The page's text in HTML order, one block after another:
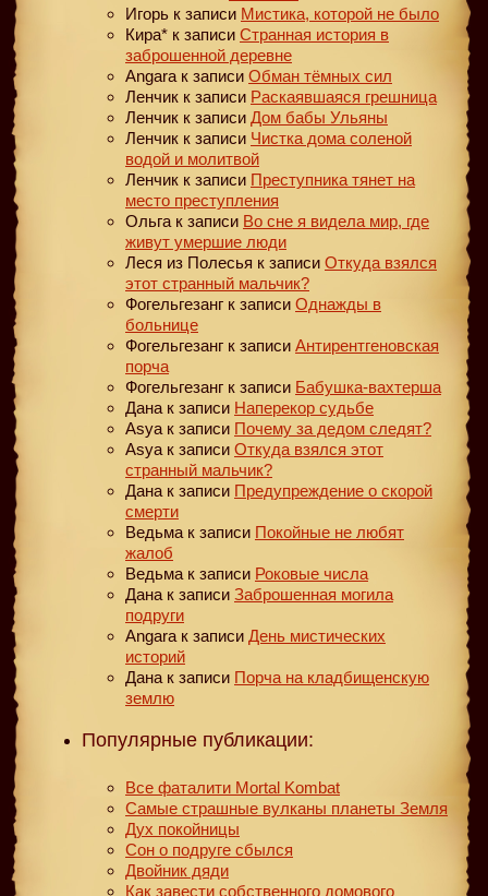
Игорь к записи Мистика, которой не было
Кира* к записи Странная история в
заброшенной деревне
Angara к записи Обман тёмных сил
Ленчик к записи Раскаявшаяся грешница
Ленчик к записи Дом бабы Ульяны
Ленчик к записи Чистка дома соленой
водой и молитвой
Ленчик к записи Преступника тянет на
место преступления
Ольга к записи Во сне я видела мир, где
живут умершие люди
Леся из Полесья к записи Откуда взялся
этот странный мальчик?
Фогельгезанг к записи Однажды в
больнице
Фогельгезанг к записи Антирентгеновская
порча
Фогельгезанг к записи Бабушка-вахтерша
Дана к записи Наперекор судьбе
Asya к записи Почему за дедом следят?
Asya к записи Откуда взялся этот
странный мальчик?
Дана к записи Предупреждение о скорой
смерти
Ведьма к записи Покойные не любят
жалоб
Ведьма к записи Роковые числа
Дана к записи Заброшенная могила
подруги
Angara к записи День мистических
историй
Дана к записи Порча на кладбищенскую
землю
Популярные публикации:
Все фаталити Mortal Kombat
Самые страшные вулканы планеты Земля
Дух покойницы
Сон о подруге сбылся
Двойник дяди
Как завести собственного домового